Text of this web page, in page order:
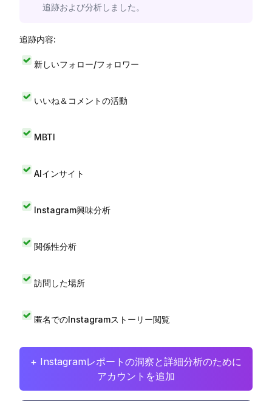
追跡および分析しました。
追跡内容:
新しいフォロー/フォロワー
いいね＆コメントの活動
MBTI
AIインサイト
Instagram興味分析
関係性分析
訪問した場所
匿名でのInstagramストーリー閲覧
+ Instagramレポートの洞察と詳細分析のために
アカウントを追加